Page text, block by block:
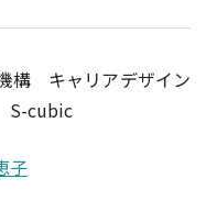
構 キャリアデザイン
S-cubic
子